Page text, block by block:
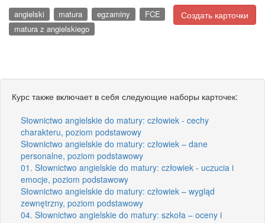
Создать карточки
angielski matura egzaminy
FCE
matura z angielskiego
Курс также включает в себя следующие наборы карточек:
Słownictwo angielskie do matury: człowiek - cechy
charakteru, poziom podstawowy
Słownictwo angielskie do matury: człowiek – dane
personalne, poziom podstawowy
01. Słownictwo angielskie do matury: człowiek - uczucia i
emocje, poziom podstawowy
Słownictwo angielskie do matury: człowiek – wygląd
zewnętrzny, poziom podstawowy
04. Słownictwo angielskie do matury: szkoła – oceny i